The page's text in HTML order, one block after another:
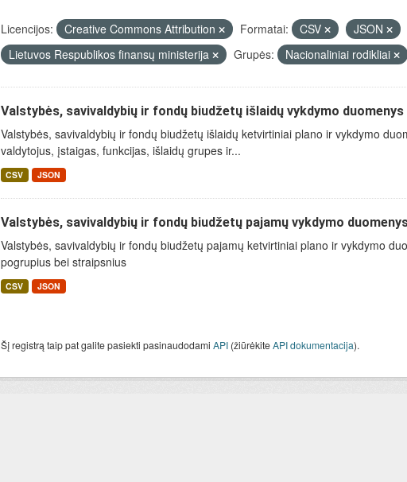
Licencijos: Creative Commons Attribution Formatai: CSV JSON
Lietuvos Respublikos finansų ministerija
Grupės: Nacionaliniai rodikliai
Valstybės, savivaldybių ir fondų biudžetų išlaidų vykdymo duomenys
Valstybės, savivaldybių ir fondų biudžetų išlaidų ketvirtiniai plano ir vykdymo
valdytojus, įstaigas, funkcijas, išlaidų grupes ir...
CSV JSON
Valstybės, savivaldybių ir fondų biudžetų pajamų vykdymo
Valstybės, savivaldybių ir fondų biudžetų pajamų ketvirtiniai plano ir vykdymo
pogrupius bei straipsnius
CSV JSON
Šį registrą taip pat galite pasiekti pasinaudodami API(žiūrėkiteAPI dokumentacija).